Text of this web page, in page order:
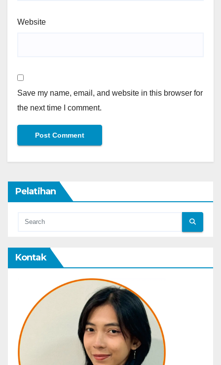
Website
Save my name, email, and website in this browser for
the next time I comment.
Pelatihan
Kontak